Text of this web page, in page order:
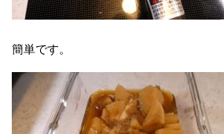
簡単です。